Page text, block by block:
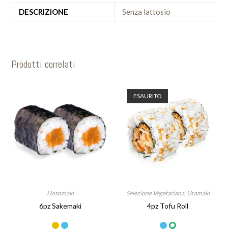
DESCRIZIONE Senza lattosio
Prodotti correlati
Hosomaki
6pz Sakemaki
ESAURITO
Selezione Vegetariana, Uramaki
4pz Tofu Roll